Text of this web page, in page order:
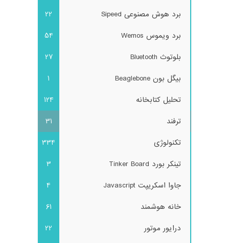
برد هوش مصنوعی Sipeed
22
برد ویموس Wemos
54
بلوتوث Bluetooth
27
بیگل بون Beaglebone
1
تحلیل کتابخانه
124
ترفند
31
تکنولوژی
334
تینکر بورد Tinker Board
3
جاوا اسکریپت Javascript
4
خانه هوشمند
61
درایور موتور
22